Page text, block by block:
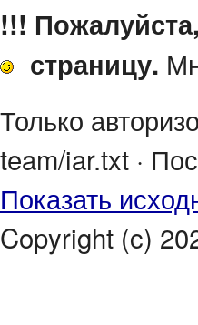
!!!
страницу.
Только
team/iar.txt ·
Показать
Copyright (c)